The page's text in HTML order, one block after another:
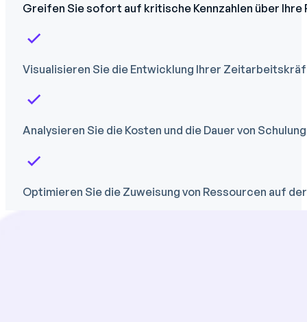
Greifen Sie sofort auf kritische Kennzahlen über Ihre
Visualisieren Sie die Entwicklung Ihrer
Analysieren Sie die Kosten und die Dauer von
Optimieren Sie die Zuweisung von Ressourcen auf